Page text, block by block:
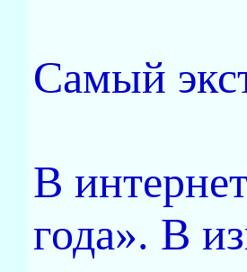
Самый
В
года». В